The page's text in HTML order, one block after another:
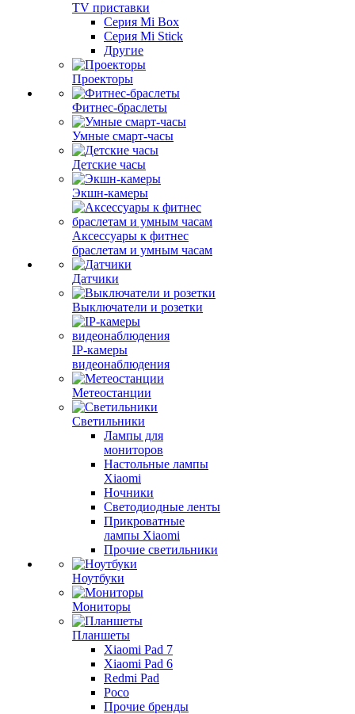
TV приставки
Серия Mi Box
Серия Mi Stick
Другие
Проекторы
Фитнес-браслеты
Умные смарт-часы
Детские часы
Экшн-камеры
Аксессуары к фитнес
браслетам и умным часам
Датчики
Выключатели и розетки
IP-камеры
видеонаблюдения
Метеостанции
Светильники
Лампы для
мониторов
Настольные лампы
Xiaomi
Ночники
Светодиодные ленты
Прикроватные
лампы Xiaomi
Прочие светильники
Ноутбуки
Мониторы
Планшеты
Xiaomi Pad 7
Xiaomi Pad 6
Redmi Pad
Poco
Прочие бренды